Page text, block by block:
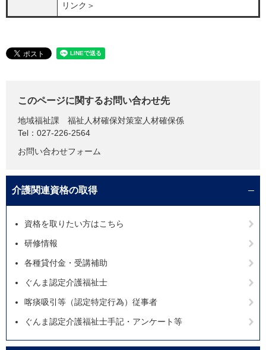
リンク＞
このページに関するお問い合わせ先
地域福祉課
福祉人材確保対策室人材確保係
Tel：027-226-2564
お問い合わせフォーム
介護関連資格の取得
資格を取りたい方はこちら
研修情報
各種貸付金・受講補助
ぐんま認定介護福祉士
喀痰吸引等（認定特定行為）従事者
ぐんま認定介護福祉士手記・アンケート等